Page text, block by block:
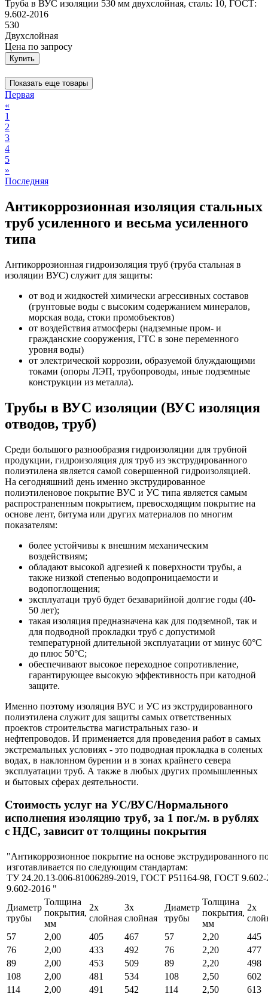
Труба в ВУС изоляции 530 мм двухслойная, сталь: 10, ГОСТ:
9.602-2016
530
Двухслойная
Цена по запросу
Купить
Показать еще товары
Первая
«
1
2
3
4
5
»
Последняя
Антикоррозионная изоляция стальных
труб усиленного и весьма усиленного
типа
Антикоррозионная гидроизоляция труб (труба стальная в
изоляции ВУС) служит для защиты:
от вод и жидкостей химически агрессивных составов
(грунтовые воды с высоким содержанием минералов,
морская вода, стоки промобъектов)
от воздействия атмосферы (надземные пром- и
гражданские сооружения, ГТС в зоне переменного
уровня воды)
от электрической коррозии, образуемой блуждающими
токами (опоры ЛЭП, трубопроводы, иные подземные
конструкции из металла).
Трубы в ВУС изоляции (ВУС изоляция
отводов, труб)
Среди большого разнообразия гидроизоляции для трубной
продукции, гидроизоляция для труб из экструдированного
полиэтилена является самой совершенной гидроизоляцией.
На сегодняшний день именно экструдированное
полиэтиленовое покрытие ВУС и УС типа является самым
распространенным покрытием, превосходящим покрытие на
основе лент, битума или других материалов по многим
показателям:
более устойчивы к внешним механическим
воздействиям;
обладают высокой адгезией к поверхности трубы, а
также низкой степенью водопроницаемости и
водопоглощения;
эксплуатаци труб будет безаварийной долгие годы (40-
50 лет);
такая изоляция предназначена как для подземной, так и
для подводной прокладки труб с допустимой
температурной длительной эксплуатации от минус 60°С
до плюс 50°С;
обеспечивают высокое переходное сопротивление,
гарантирующее высокую эффективность при катодной
защите.
Именно поэтому изоляция ВУС и УС из экструдированного
полиэтилена служит для защиты самых ответственных
проектов строительства магистральных газо- и
нефтепроводов. И применяется для проведения работ в самых
экстремальных условиях - это подводная прокладка в соленых
водах, в наклонном бурении и в зонах крайнего севера
эксплуатации труб. А также в любых других промышленных
и бытовых сферах деятельности.
Стоимость услуг на УС/ВУС/Нормального
исполнения изоляцию труб, за 1 пог./м. в рублях
с НДС, зависит от толщины покрытия
"Антикоррозионное покрытие на основе экструдированного
изготавливается по следующим стандартам:
ТУ 24.20.13-006-81006289-2019, ГОСТ Р51164-98, ГОСТ
9.602-2016 "
Диаметр
трубы
Толщина
покрытия,
мм
2х
слойная
3х
слойная
Диаметр
трубы
Толщина
покрытия,
мм
2х
57
2,00 405 467 57 2,20
445
76
2,00 433 492 76 2,20
477
89
2,00 453 509 89 2,20
498
108
2,00 481 534 108 2,50
602
114
2,00 491 542 114 2,50
613